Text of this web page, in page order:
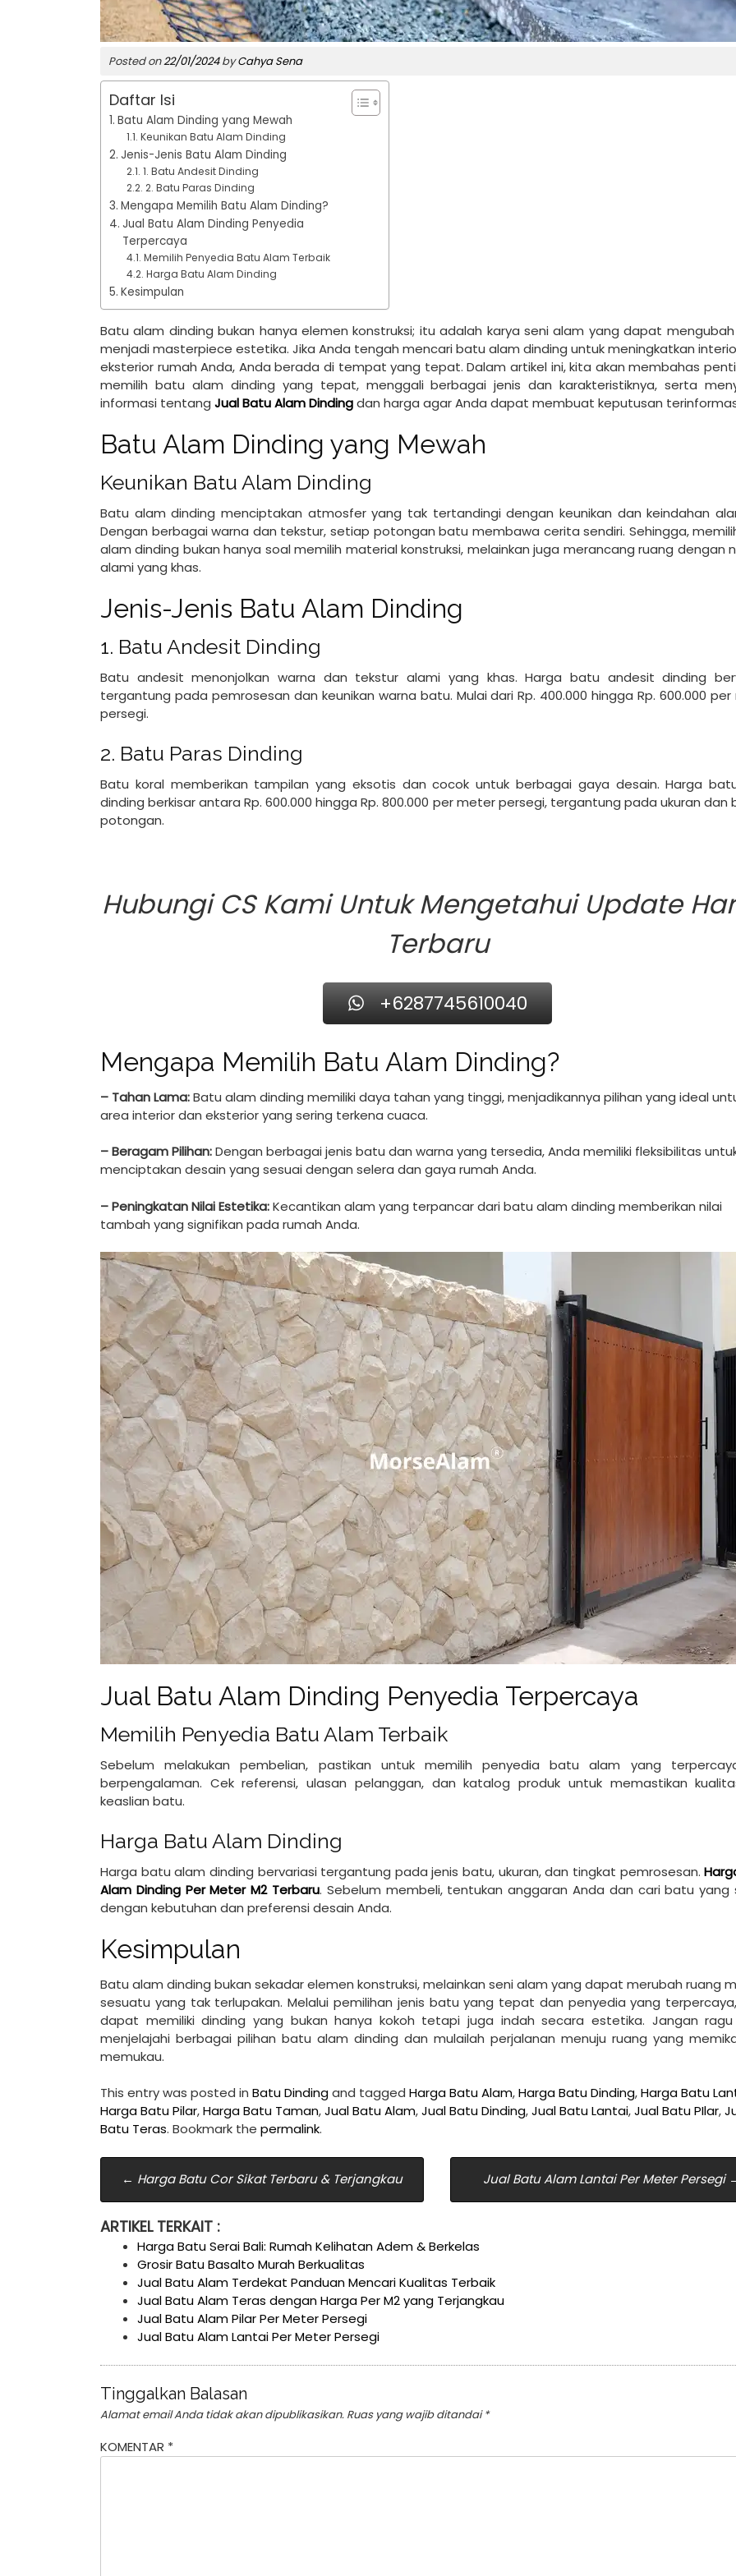
Posted on22/01/2024byCahya Sena
Daftar Isi
Batu Alam Dinding yang Mewah
Keunikan Batu Alam Dinding
Jenis-Jenis Batu Alam Dinding
1. Batu Andesit Dinding
2. Batu Paras Dinding
Mengapa Memilih Batu Alam Dinding?
Jual Batu Alam Dinding Penyedia
Terpercaya
Memilih Penyedia Batu Alam Terbaik
Harga Batu Alam Dinding
Kesimpulan
Batu alam dinding bukan hanya elemen konstruksi; itu adalah karya seni alam yang dapat
menjadi masterpiece estetika. Jika Anda tengah mencari batu alam dinding untuk meningkatkan
eksterior rumah Anda, Anda berada di tempat yang tepat. Dalam artikel ini, kita akan membahas
memilih batu alam dinding yang tepat, menggali berbagai jenis dan karakteristiknya, serta
informasi tentang Jual Batu Alam Dindingdan harga agar Anda dapat membuat keputusan
Batu Alam Dinding yang Mewah
Keunikan Batu Alam Dinding
Batu alam dinding menciptakan atmosfer yang tak tertandingi dengan keunikan dan keindahan
Dengan berbagai warna dan tekstur, setiap potongan batu membawa cerita sendiri. Sehingga,
alam dinding bukan hanya soal memilih material konstruksi, melainkan juga merancang ruang dengan
alami yang khas.
Jenis-Jenis Batu Alam Dinding
1. Batu Andesit Dinding
Batu andesit menonjolkan warna dan tekstur alami yang khas. Harga batu andesit dinding
tergantung pada pemrosesan dan keunikan warna batu. Mulai dari Rp. 400.000 hingga Rp. 600.000
persegi.
2. Batu Paras Dinding
Batu koral memberikan tampilan yang eksotis dan cocok untuk berbagai gaya desain. Harga
dinding berkisar antara Rp. 600.000 hingga Rp. 800.000 per meter persegi, tergantung pada ukuran dan
potongan.
Hubungi CS Kami Untuk Mengetahui Update
Terbaru
+6287745610040
Mengapa Memilih Batu Alam Dinding?
– Tahan Lama:Batu alam dinding memiliki daya tahan yang tinggi, menjadikannya pilihan yang ideal
area interior dan eksterior yang sering terkena cuaca.
– Beragam Pilihan:Dengan berbagai jenis batu dan warna yang tersedia, Anda memiliki fleksibilitas
menciptakan desain yang sesuai dengan selera dan gaya rumah Anda.
– Peningkatan Nilai Estetika:Kecantikan alam yang terpancar dari batu alam dinding memberikan nilai
tambah yang signifikan pada rumah Anda.
Jual Batu Alam Dinding Penyedia Terpercaya
Memilih Penyedia Batu Alam Terbaik
Sebelum melakukan pembelian, pastikan untuk memilih penyedia batu alam yang
berpengalaman. Cek referensi, ulasan pelanggan, dan katalog produk untuk memastikan
keaslian batu.
Harga Batu Alam Dinding
Harga batu alam dinding bervariasi tergantung pada jenis batu, ukuran, dan tingkat pemrosesan.
Alam Dinding Per Meter M2 Terbaru. Sebelum membeli, tentukan anggaran Anda dan cari batu yang
dengan kebutuhan dan preferensi desain Anda.
Kesimpulan
Batu alam dinding bukan sekadar elemen konstruksi, melainkan seni alam yang dapat merubah ruang
sesuatu yang tak terlupakan. Melalui pemilihan jenis batu yang tepat dan penyedia yang
dapat memiliki dinding yang bukan hanya kokoh tetapi juga indah secara estetika. Jangan
menjelajahi berbagai pilihan batu alam dinding dan mulailah perjalanan menuju ruang yang
memukau.
This entry was posted in Batu Dindingand tagged Harga Batu Alam,Harga Batu Dinding,Harga Batu
Harga Batu Pilar,Harga Batu Taman,Jual Batu Alam,Jual Batu Dinding,Jual Batu Lantai,Jual Batu PIlar,
Batu Teras. Bookmark the permalink.
Post
navigation
← Harga Batu Cor Sikat Terbaru & Terjangkau Jual Batu Alam Lantai Per Meter Persegi
ARTIKEL TERKAIT :
Harga Batu Serai Bali: Rumah Kelihatan Adem & Berkelas
Grosir Batu Basalto Murah Berkualitas
Jual Batu Alam Terdekat Panduan Mencari Kualitas Terbaik
Jual Batu Alam Teras dengan Harga Per M2 yang Terjangkau
Jual Batu Alam Pilar Per Meter Persegi
Jual Batu Alam Lantai Per Meter Persegi
Tinggalkan Balasan
Alamat email Anda tidak akan dipublikasikan. Ruas yang wajib ditandai*
KOMENTAR *